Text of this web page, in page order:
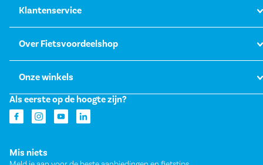
Klantenservice
Over Fietsvoordeelshop
Onze winkels
Als eerste op de hoogte zijn?
Mis niets